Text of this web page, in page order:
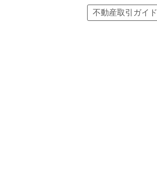
不動産売却の詳しい流れ
不動産取引ガイド